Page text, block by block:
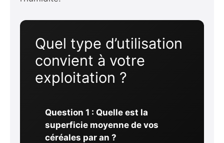
Quel type d’utilisation
convient à votre
exploitation ?
Question 1 : Quelle est la
superficie moyenne de vos
céréales par an ?